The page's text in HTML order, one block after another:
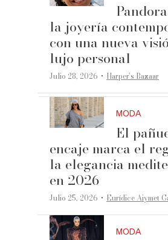
la joyería
con una nueva
lujo personal
Julio 28, 2026 ·Harper’s Bazaar
MODA
El
encaje marca el
la elegancia
en 2026
Julio 25, 2026 ·Eurídice Aiymet
MODA